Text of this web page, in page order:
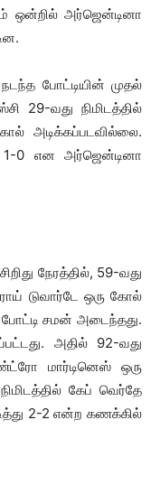
ஒன்றில் அர்ஜென்டினா
போட்டியின் முதல்
29-வது நிமிடத்தில்
அடிக்கப்படவில்லை.
1-0 என அர்ஜென்டினா
நேரத்தில், 59-வது
டுவார்டே ஒரு கோல்
சமன் அடைந்தது.
அதில் 92-வது
மார்டினெஸ் ஒரு
கேப் வெர்தே
2-2 என்ற கணக்கில்